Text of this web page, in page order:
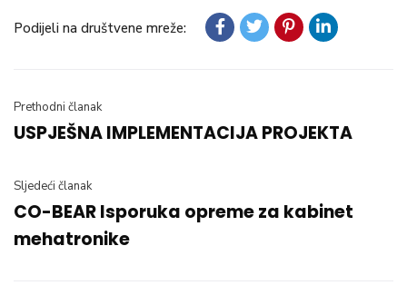
Podijeli na društvene mreže:
Prethodni članak
USPJEŠNA IMPLEMENTACIJA PROJEKTA
Sljedeći članak
CO-BEAR Isporuka opreme za kabinet
mehatronike